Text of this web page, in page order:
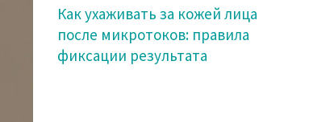
Как ухаживать за кожей лица
после микротоков: правила
фиксации результата